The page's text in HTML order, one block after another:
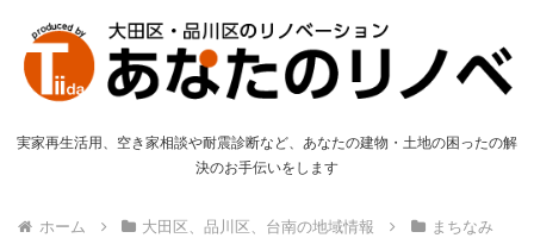
実家再生活用、空き家相談や耐震診断など、あなたの建物・土地の困ったの解
決のお手伝いをします
ホーム 大田区、品川区、台南の地域情報 まちなみ